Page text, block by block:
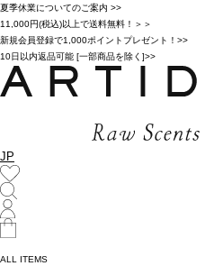
夏季休業についてのご案内 >>
11,000円(税込)以上で送料無料！＞＞
新規会員登録で1,000ポイントプレゼント！>>
10日以内返品可能 [一部商品を除く]>>
JP
ALL ITEMS